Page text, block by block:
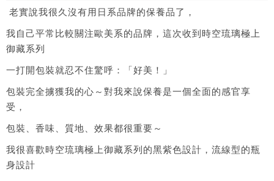
老實說我很久沒有用日系品牌的保養品了，
我自己平常比較關注歐美系的品牌，這次收到時空琉璃極上
御藏系列
一打開包裝就忍不住驚呼：「好美！」
包裝完全擄獲我的心～對我來說保養是一個全面的感官享
受，
包裝、香味、質地、效果都很重要～
我很喜歡時空琉璃極上御藏系列的黑紫色設計，流線型的瓶
身設計